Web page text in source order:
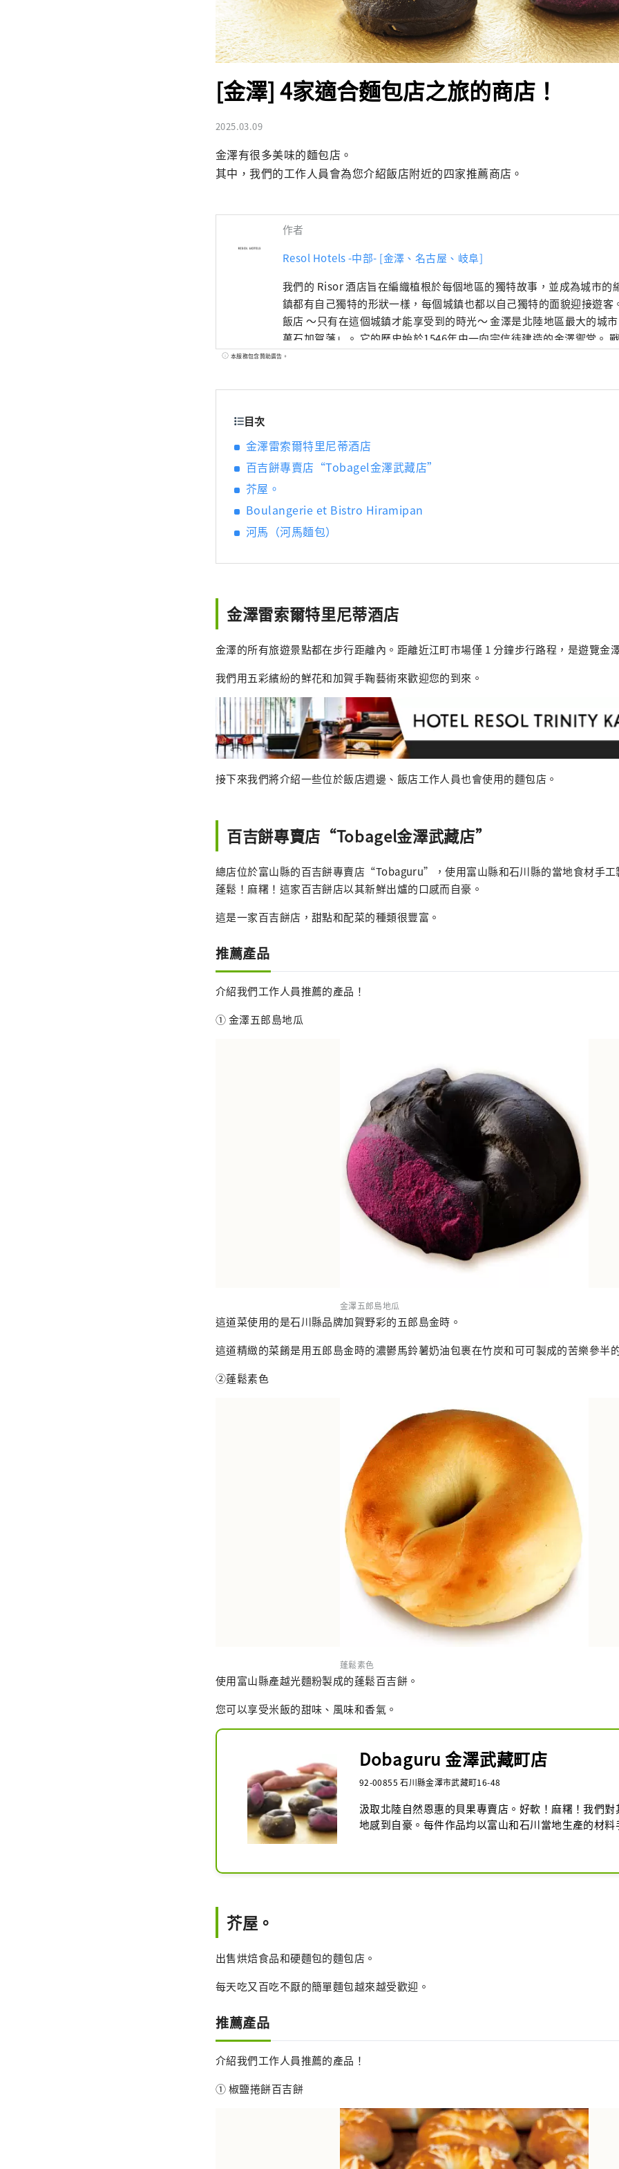
[金澤] 4家適合麵包店之旅的商店！
2025.03.09
金澤有很多美味的麵包店。
其中，我們的工作人員會為您介紹飯店附近的四家推薦商店。
作者
Resol Hotels -中部- [金澤、名古屋、岐阜]
我們的 Risor 酒店旨在編織植根於每個地區的獨特故事，並成為城市的
鎮都有自己獨特的形狀一樣，每個城鎮也都以自己獨特的面貌迎接遊客。 金澤雷索爾三
飯店 ～只有在這個城鎮才能享受到的時光～ 金澤是北陸地區最大的城市，也被稱為「百
萬石加賀藩」。 它的歷史始於1546年由一向宗信徒建造的金澤禦堂。
枝氏的統治下，工藝、表演藝術等傳統文化得到了發展。 金澤雷索爾三一酒店旨在傳達金
(Hotel Resol Trinity Kanazawa) 提供與傳統和文化的獨特連接 請在金
店， 整棟建築中瀰漫著爵士樂的味道，這是一種全國獨有的音樂文化。
之間創造了完美的平衡。 空間的設計注重細節，從材料到家具、物品和配件。 它就像一
個“成年人的聚會場所”，邀請尋求真實性的旅行者享受深度放鬆的體驗。 名古屋雷
岐阜雷索爾飯店 ～用所有感官感受清流孕育的文化與歷史～ 美麗、翠綠的山。清澈的溪
流似乎可以淨化你的靈魂。 岐阜市擁有美麗的自然風光，是一座與水和
自桃岳的溪流。 春、夏、秋、冬四季景色各有不同，每次來都有新的感受。 蘊含
本服務包含贊助廣告。
目次
金澤雷索爾特里尼蒂酒店
百吉餅專賣店“Tobagel金澤武藏店”
芥屋。
Boulangerie et Bistro Hiramipan
河馬（河馬麵包）
金澤雷索爾特里尼蒂酒店
金澤的所有旅遊景點都在步行距離內。距離近江町市場僅 1 分鐘步行路程，是遊覽金
我們用五彩繽紛的鮮花和加賀手鞠藝術來歡迎您的到來。
接下來我們將介紹一些位於飯店週邊、飯店工作人員也會使用的麵包店。
百吉餅專賣店“Tobagel金澤武藏店”
總店位於富山縣的百吉餅專賣店“Tobaguru”，使用富山縣和石川縣的當地食材手工
蓬鬆！麻糬！這家百吉餅店以其新鮮出爐的口感而自豪。
這是一家百吉餅店，甜點和配菜的種類很豐富。
推薦產品
介紹我們工作人員推薦的產品！
① 金澤五郎島地瓜
金澤五郎島地瓜
這道菜使用的是石川縣品牌加賀野彩的五郎島金時。
這道精緻的菜餚是用五郎島金時的濃鬱馬鈴薯奶油包裹在竹炭和可可製成的苦樂參半
②蓬鬆素色
蓬鬆素色
使用富山縣產越光麵粉製成的蓬鬆百吉餅。
您可以享受米飯的甜味、風味和香氣。
Dobaguru 金澤武藏町店
92-00855 石川縣金澤市武藏町16-48
汲取北陸自然恩惠的貝果專賣店。好軟！麻糬！我們
地感到自豪。每件作品均以富山和石川當地生產的材料
芥屋。
出售烘焙食品和硬麵包的麵包店。
每天吃又百吃不厭的簡單麵包越來越受歡迎。
推薦產品
介紹我們工作人員推薦的產品！
① 椒鹽捲餅百吉餅